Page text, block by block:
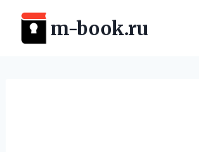
Перейти
содержимому
m-book.ru